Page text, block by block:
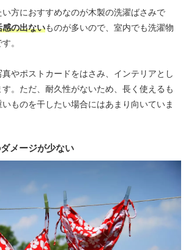
方におすすめなのが木製の洗濯ばさみで
感の出ないものが多いので、室内でも洗濯物
。
やポストカードをはさみ、インテリアとし
。ただ、耐久性がないため、長く使えるも
ものを干したい場合にはあまり向いていま
メージが少ない